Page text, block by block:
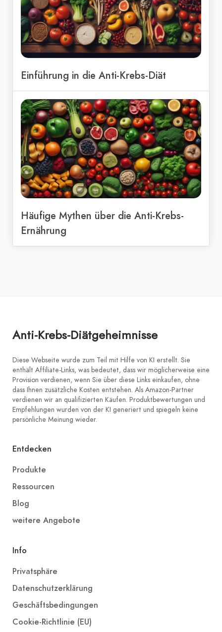
Einführung in die Anti-Krebs-Diät
Häufige Mythen über die Anti-Krebs-
Ernährung
Anti-Krebs-Diätgeheimnisse
Diese Webseite wurde zum Teil mit Hilfe von KI erstellt. Sie
enthält Affiliate-Links, was bedeutet, dass wir möglicherweise eine
Provision verdienen, wenn Sie über diese Links einkaufen, ohne
dass Ihnen zusätzliche Kosten entstehen. Als Amazon-Partner
verdienen wir an qualifizierten Käufen. Produktbewertungen und
Empfehlungen wurden von der KI generiert und spiegeln keine
persönliche Meinung wieder.
Entdecken
Produkte
Ressourcen
Blog
weitere Angebote
Info
Privatsphäre
Datenschutzerklärung
Geschäftsbedingungen
Cookie-Richtlinie (EU)